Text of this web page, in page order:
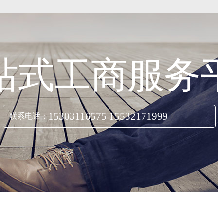
式工商服务
联系电话： 15303116575 15532171999
立即咨询